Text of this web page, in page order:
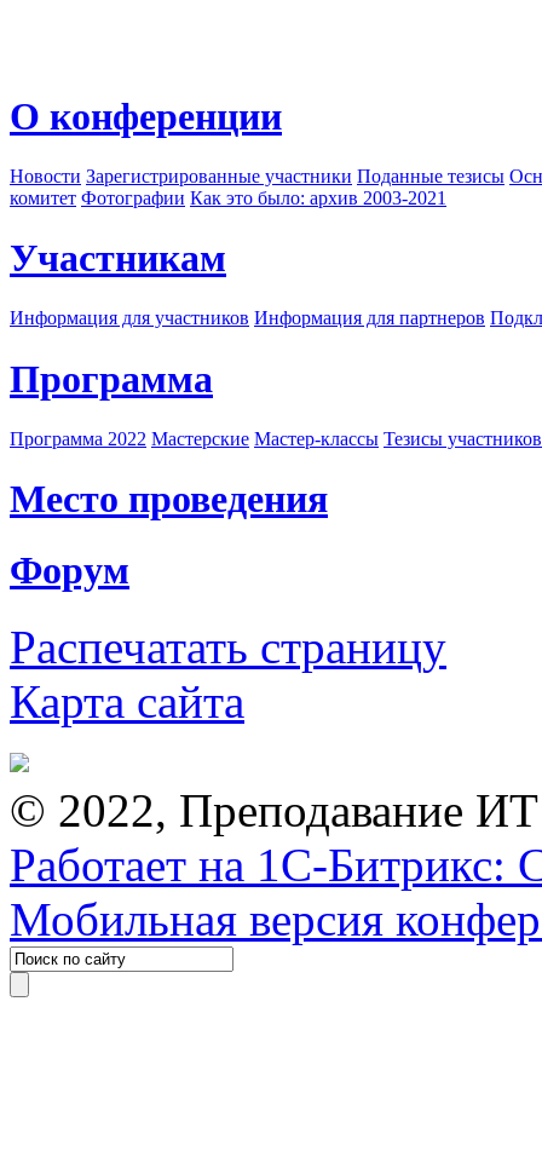
О конференции
Новости Зарегистрированные участники Поданные тезисы
комитет Фотографии Как это было: архив 2003-2021
Участникам
Информация для участников Информация для партнеров
Программа
Программа 2022 Мастерские Мастер-классы Тезисы
Место проведения
Форум
Распечатать страницу
Карта сайта
© 2022, Преподавание
Работает на 1С-Битрикс:
Мобильная версия